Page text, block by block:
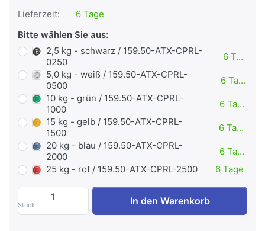
Lieferzeit:
6 Tage
Bitte wählen Sie aus:
2,5 kg - schwarz / 159.50-ATX-CPRL-
0250
6 Tage
5,0 kg - weiß / 159.50-ATX-CPRL-
0500
6 Tage
10 kg - grün / 159.50-ATX-CPRL-
1000
6 Tage
15 kg - gelb / 159.50-ATX-CPRL-
1500
6 Tage
20 kg - blau / 159.50-ATX-CPRL-
2000
6 Tage
25 kg - rot / 159.50-ATX-CPRL-2500
6 Tage
Stück
ATX Calibrated Steel Plate RL
In den Warenkorb